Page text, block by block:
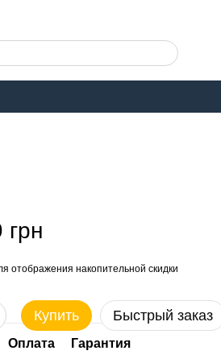
грн
отображения накопительной скидки
Купить Быстрый заказ
Оплата Гарантия